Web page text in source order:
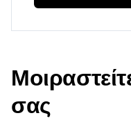
σας